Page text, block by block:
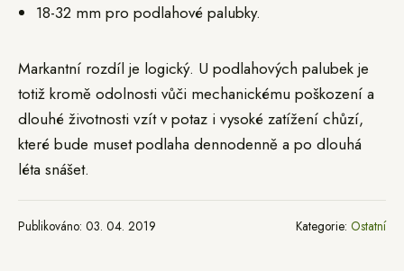
18-32 mm pro podlahové palubky.
Markantní rozdíl je logický. U podlahových palubek je
totiž kromě odolnosti vůči mechanickému poškození a
dlouhé životnosti vzít v potaz i vysoké zatížení chůzí,
které bude muset podlaha dennodenně a po dlouhá
léta snášet.
Publikováno: 03. 04. 2019 Kategorie: Ostatní